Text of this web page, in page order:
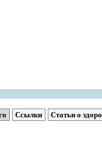
Ссылки Статьи о